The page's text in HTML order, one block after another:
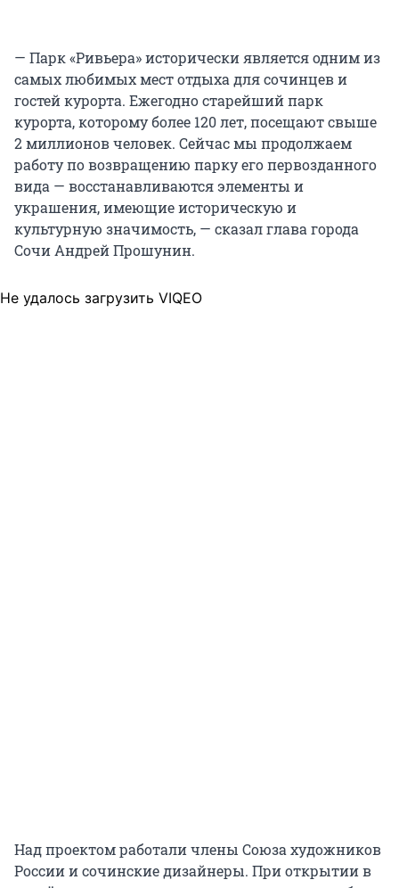
— Парк «Ривьера» исторически является одним из
самых любимых мест отдыха для сочинцев и
гостей курорта. Ежегодно старейший парк
курорта, которому более 120 лет, посещают свыше
2 миллионов человек. Сейчас мы продолжаем
работу по возвращению парку его первозданного
вида — восстанавливаются элементы и
украшения, имеющие историческую и
культурную значимость, — сказал глава города
Сочи Андрей Прошунин.
Не удалось загрузить VIQEO
Над проектом работали члены Союза художников
России и сочинские дизайнеры. При открытии в